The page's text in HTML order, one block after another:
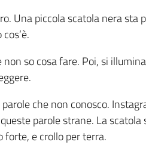
Una piccola scatola nera
so cosa fare. Poi, si
che non conosco.
parole strane. La
forte, e crollo per terra.